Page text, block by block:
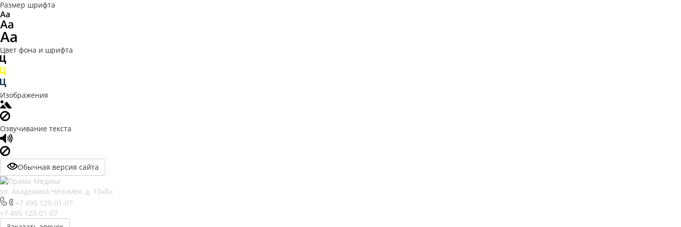
Размер шрифта
Цвет фона и шрифта
Изображения
Озвучивание текста
Обычная версия сайта
ул. Академика Челомея, д. 10«Б»
+7 495 120-01-07
+7 495 120-01-07